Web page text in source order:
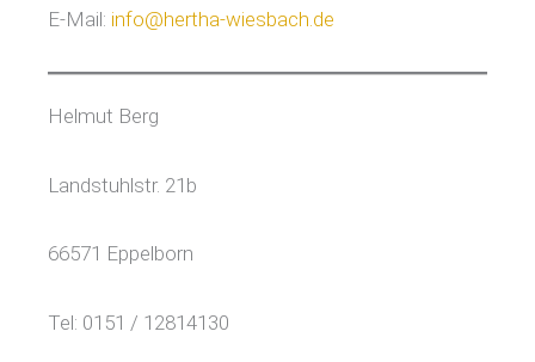
E-Mail: info@hertha-wiesbach.de
Helmut Berg
Landstuhlstr. 21b
66571 Eppelborn
Tel: 0151 / 12814130